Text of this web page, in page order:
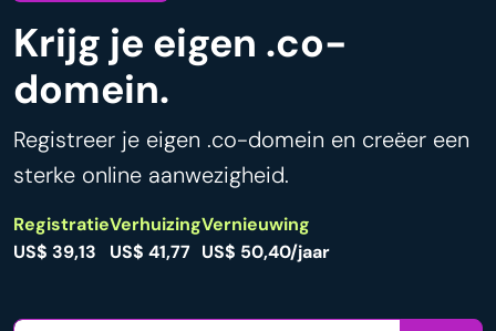
Krijg je eigen .co-
domein.
Registreer je eigen .co-domein en creëer een
sterke online aanwezigheid.
Registratie
US$ 39,13
Verhuizing
US$ 41,77
Vernieuwing
US$ 50,40/jaar